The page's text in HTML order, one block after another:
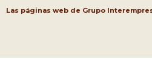
Las páginas web de Grupo